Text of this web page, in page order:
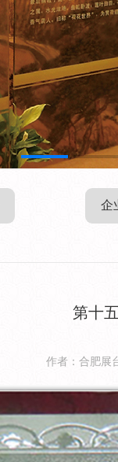
企
第十
作者：合肥